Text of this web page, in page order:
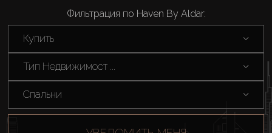
Фильтрация по Haven By Aldar:
Купить
Тип Недвижимост ...
Спальни